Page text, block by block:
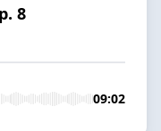
8
09:02